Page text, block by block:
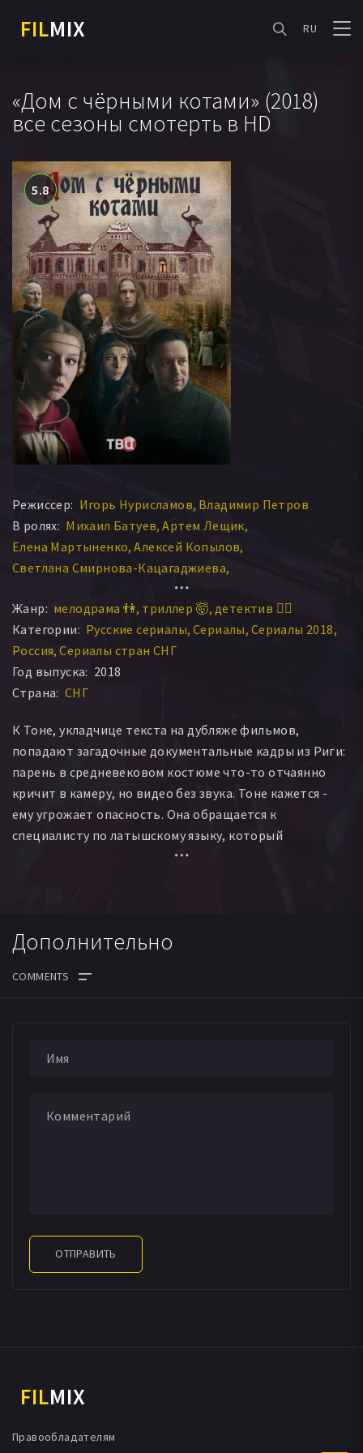
FILMIX RU
«Дом с чёрными котами» (2018)
все сезоны смотерть в HD
5.8
Режиссер: Игорь Нурисламов Владимир Петров
В ролях: Михаил Батуев Артем Лещик
Елена Мартыненко Алексей Копылов
Светлана Смирнова-Кацагаджиева
Александр Большаков
Владимир Жеребцов Артур Ваха Валерий Кухарешин
Андрей Перович Екатерина Тарасова
Вероника Норина Евгения Любимова
Даниил Воропаев
Андрей Аверков
Петр Журавлев Андрей Аксенов Алексей Ревякин
Алексей Штукин Вячеслав Викторов
Валерий Сидоренко Дмитрий Остапенко
Денис Шленков Леандра Кудряшова
Регина Щукина
Альбина Лисконог Валентина Балеева
Жанр: мелодрама 👫 триллер 🤯 детектив 🕵️‍♂️
Категории: Русские сериалы Сериалы Сериалы 2018
Россия Сериалы стран СНГ
Год выпуска: 2018
Страна: СНГ
К Тоне, укладчице текста на дубляже фильмов,
попадают загадочные документальные кадры из Риги:
парень в средневековом костюме что-то отчаянно
кричит в камеру, но видео без звука. Тоне кажется -
ему угрожает опасность. Она обращается к
специалисту по латышскому языку, который
подтверждает - бедолага кричит, что его хотят убить.
исчезает. Тоня отправляется на поиски в Латвию, не
история, начавшаяся ещё в XV веке...
Дополнительно
ОТПРАВИТЬ
FILMIX
Правообладателям